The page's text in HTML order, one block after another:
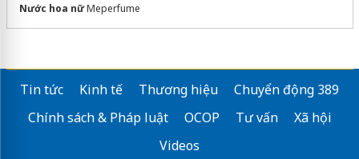
Nước hoa nữMeperfume
Tin tức Kinh tế Thương hiệu
Chuyển động 389
Chính sách & Pháp luật
OCOP Tư vấn
Xã hội
Videos